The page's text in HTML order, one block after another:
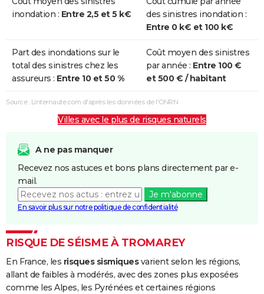
inondation : Entre 2,5 et 5 k€
des sinistres inondation :
Entre 0 k€ et 100 k€
Part des inondations sur le
total des sinistres chez les
assureurs : Entre 10 et 50 %
Coût moyen des sinistres
par année : Entre 100 €
et 500 € / habitant
Source : Linternaute.com d'après les données de l'ONRN
Villes avec le plus de risques naturels
A ne pas manquer
Recevez nos astuces et bons plans directement par e-
mail.
Je m'abonne
En savoir plus sur notre politique de confidentialité
RISQUE DE SÉISME À TROMAREY
En France, les risques sismiquesvarient selon les régions,
allant de faibles à modérés, avec des zones plus exposées
comme les Alpes, les Pyrénées et certaines régions